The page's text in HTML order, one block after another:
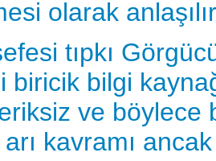
olarak
tıpkı
biricik bilgi
ve böylece
kavramı